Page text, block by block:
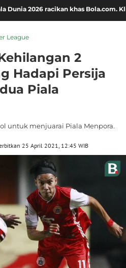
khas Bola.com. Klik di sini!
League
2
Hadapi Persija
Piala
untuk menjuarai Piala Menpora.
25 April 2021, 12:45 WIB